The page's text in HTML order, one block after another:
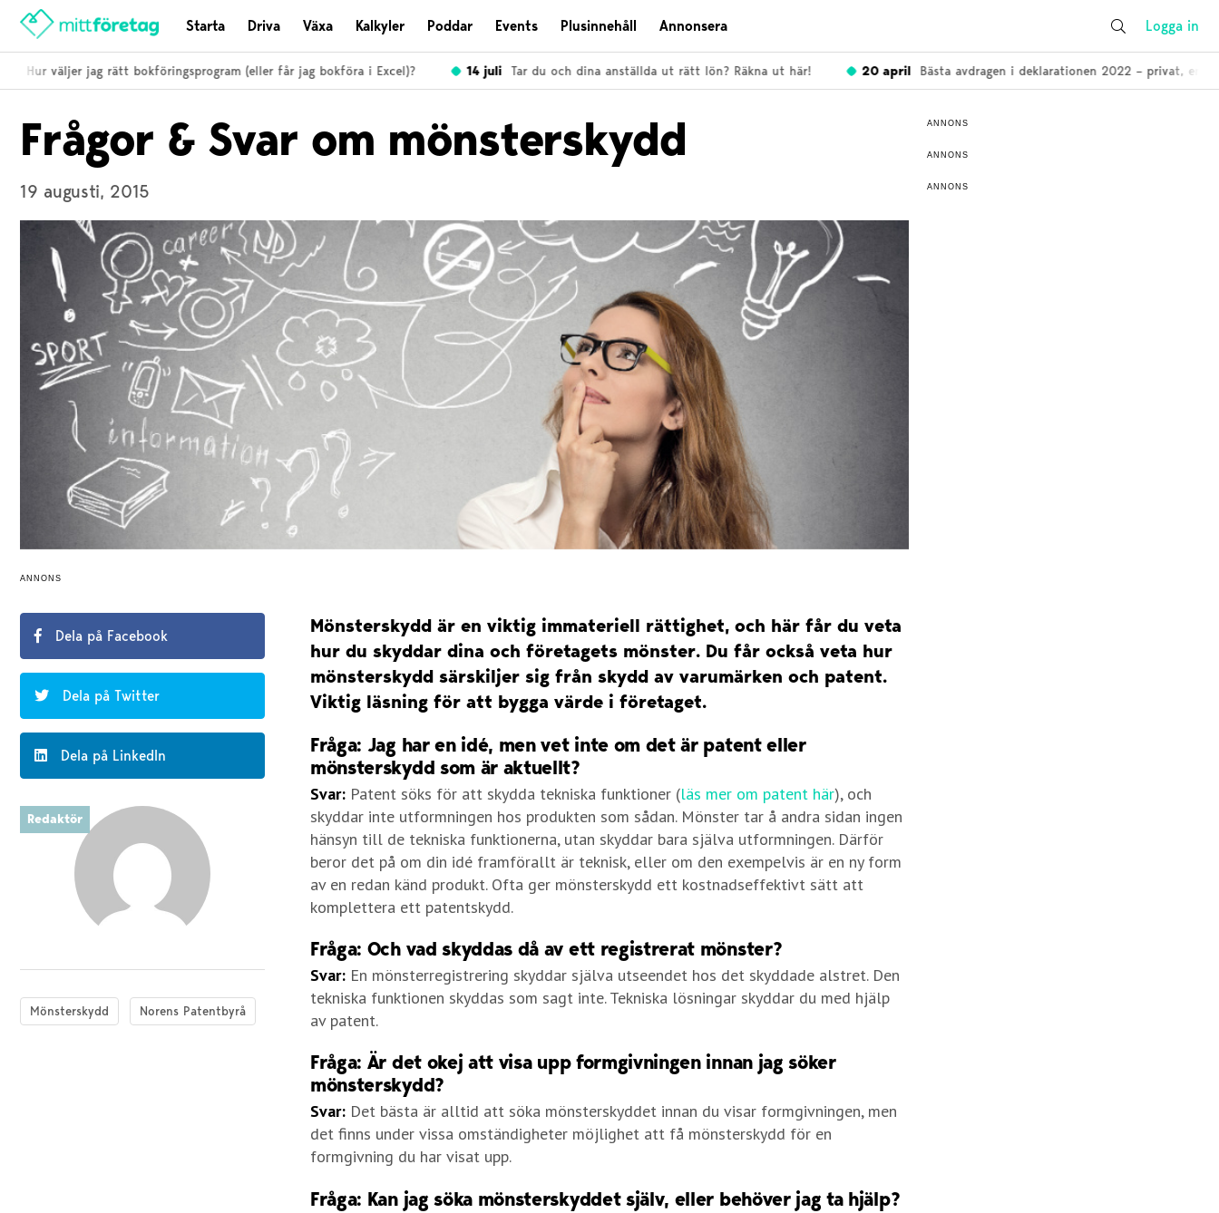
Starta Driva Växa Kalkyler Poddar Events Plusinnehåll Annonsera Logga in
Hur väljer jag rätt bokföringsprogram (eller får jag bokföra i Excel)? 14 juli Tar du och dina anställda ut rätt lön? Räkna ut här! 20 april Bästa avdragen i deklarationen 2022 – privat, enskild
Frågor & Svar om mönsterskydd
19 augusti, 2015
ANNONS
Dela på Facebook
Dela på Twitter
Dela på LinkedIn
Redaktör
Mönsterskydd Norens Patentbyrå
Mönsterskydd är en viktig immateriell rättighet, och här får du veta
hur du skyddar dina och företagets mönster. Du får också veta hur
mönsterskydd särskiljer sig från skydd av varumärken och patent.
Viktig läsning för att bygga värde i företaget.
Fråga: Jag har en idé, men vet inte om det är patent eller
mönsterskydd som är aktuellt?
Svar: Patent söks för att skydda tekniska funktioner (läs mer om patent här), och
skyddar inte utformningen hos produkten som sådan. Mönster tar å andra sidan ingen
hänsyn till de tekniska funktionerna, utan skyddar bara själva utformningen. Därför
beror det på om din idé framförallt är teknisk, eller om den exempelvis är en ny form
av en redan känd produkt. Ofta ger mönsterskydd ett kostnadseffektivt sätt att
komplettera ett patentskydd.
Fråga: Och vad skyddas då av ett registrerat mönster?
Svar: En mönsterregistrering skyddar själva utseendet hos det skyddade alstret. Den
tekniska funktionen skyddas som sagt inte. Tekniska lösningar skyddar du med hjälp
av patent.
Fråga: Är det okej att visa upp formgivningen innan jag söker
mönsterskydd?
Svar: Det bästa är alltid att söka mönsterskyddet innan du visar formgivningen, men
det finns under vissa omständigheter möjlighet att få mönsterskydd för en
formgivning du har visat upp.
Fråga: Kan jag söka mönsterskyddet själv, eller behöver jag ta hjälp?
ANNONS
ANNONS
ANNONS